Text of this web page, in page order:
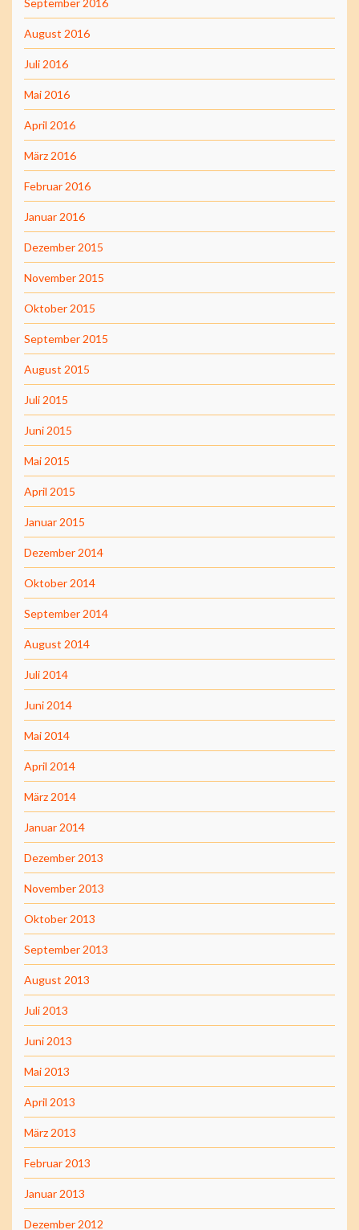
August 2016
Juli 2016
Mai 2016
April 2016
März 2016
Februar 2016
Januar 2016
Dezember 2015
November 2015
Oktober 2015
September 2015
August 2015
Juli 2015
Juni 2015
Mai 2015
April 2015
Januar 2015
Dezember 2014
Oktober 2014
September 2014
August 2014
Juli 2014
Juni 2014
Mai 2014
April 2014
März 2014
Januar 2014
Dezember 2013
November 2013
Oktober 2013
September 2013
August 2013
Juli 2013
Juni 2013
Mai 2013
April 2013
März 2013
Februar 2013
Januar 2013
Dezember 2012